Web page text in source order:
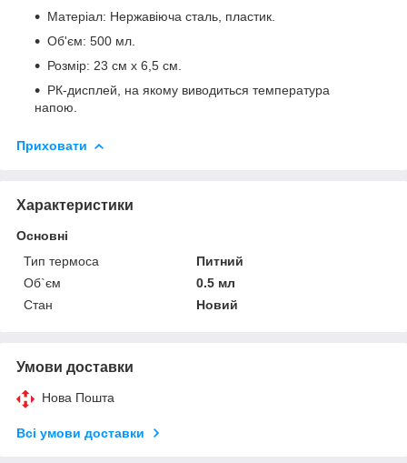
Матеріал: Нержавіюча сталь, пластик.
Об'єм: 500 мл.
Розмір: 23 см х 6,5 см.
РК-дисплей, на якому виводиться температура
напою.
Приховати
Характеристики
Основні
Тип термоса
Питний
Об`єм
0.5 мл
Стан
Новий
Умови доставки
Нова Пошта
Всі умови доставки